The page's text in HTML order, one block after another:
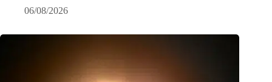
06/08/2026